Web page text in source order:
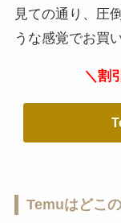
見ての通り、圧
うな感覚でお買
＼割
Temuはどこ